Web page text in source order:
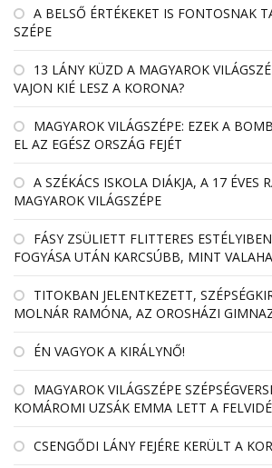
A BELSŐ ÉRTÉKEKET IS FONTOSNAK
SZÉPE
13 LÁNY KÜZD A MAGYAROK
VAJON KIÉ LESZ A KORONA?
MAGYAROK VILÁGSZÉPE: EZEK A
EL AZ EGÉSZ ORSZÁG FEJÉT
A SZÉKÁCS ISKOLA DIÁKJA, A 17 ÉVES
MAGYAROK VILÁGSZÉPE
FÁSY ZSÜLIETT FLITTERES
FOGYÁSA UTÁN KARCSÚBB, MINT VALAHA
TITOKBAN JELENTKEZETT,
MOLNÁR RAMÓNA, AZ OROSHÁZI
ÉN VAGYOK A KIRÁLYNŐ!
MAGYAROK VILÁGSZÉPE
KOMÁROMI UZSÁK EMMA LETT A
CSENGŐDI LÁNY FEJÉRE KERÜLT A